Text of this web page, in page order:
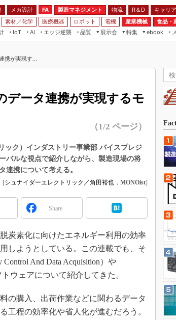
メカ設計 FA 製造マネジメント 物流 R＆D
キャリア
素材／化学 医療機器 ロボット 電機 産業機械 食品・
IoT
AI
エッジ逆襲 品質
展示会
TECHNO-FRONTIER
人テク展
日本ものづくりワールド
産業オープンネット展
特集
つながるクルマ
フィールドサービス
組み込みモデリング
Windows Embedded
車載ソフト開発
3Dプリンタ
デジタルツインとCAE
S＆OP
インダストリー4.0
イノベーション
製造業ビッグデータ
ebook
FA
モビリティ
携が実現す...
データ連携が実現するモ
（1/2 ページ）
ック）インダストリー事業部 バイスプレジ
バルな視点で紹介しながら、製造現場の将
連携について考える。
[シュナイダーエレクトリック／角田裕也 ， MONOist]
Share
炭素化に向けたエネルギー利用の効率
しようとしている。この連載でも、そ
And Data Acquisition）や
トウェアについて紹介してきた。
の購入、出荷作業などに関わるデータ
工程の効率化や省人化が進むだろう。